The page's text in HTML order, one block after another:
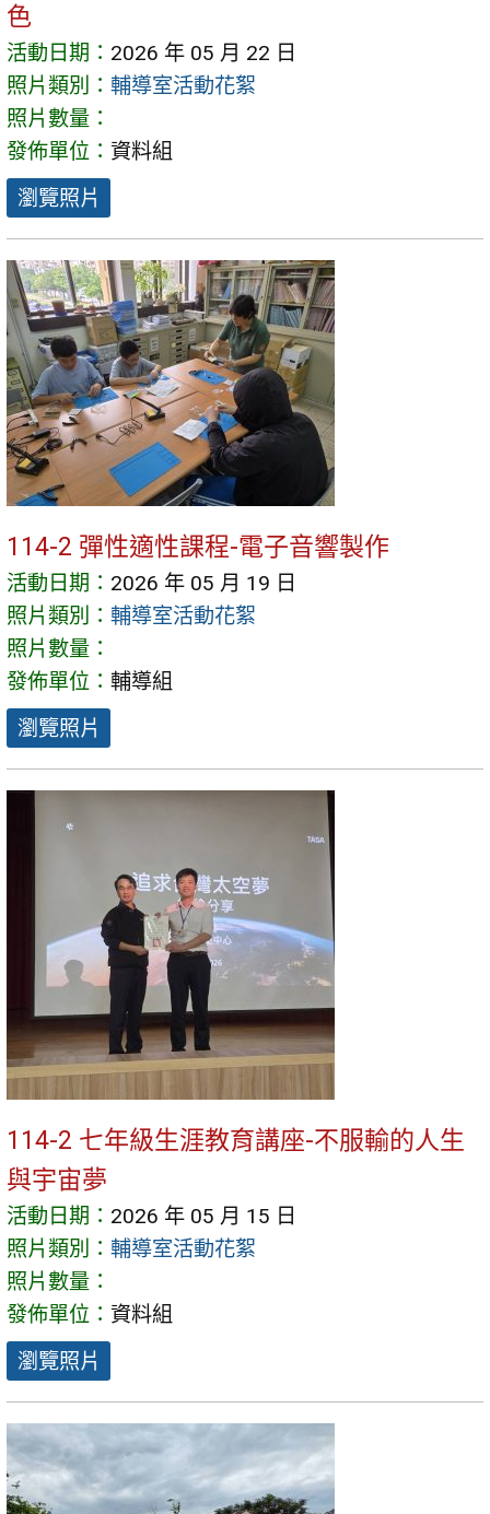
色
活動日期： 2026 年 05 月 22 日
照片類別： 輔導室活動花絮
照片數量：
發佈單位： 資料組
瀏覽照片
114-2 彈性適性課程-電子音響製作
活動日期： 2026 年 05 月 19 日
照片類別： 輔導室活動花絮
照片數量：
發佈單位： 輔導組
瀏覽照片
114-2 七年級生涯教育講座-不服輸的人生
與宇宙夢
活動日期： 2026 年 05 月 15 日
照片類別： 輔導室活動花絮
照片數量：
發佈單位： 資料組
瀏覽照片